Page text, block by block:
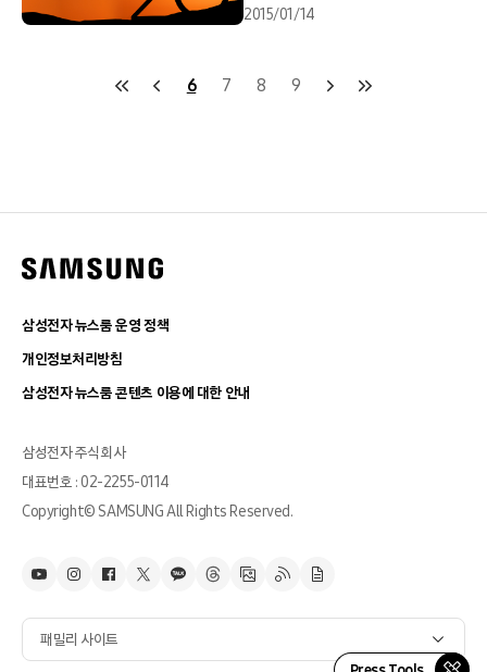
2015/01/14
6 7 8 9
삼성전자 뉴스룸 운영 정책
개인정보처리방침
삼성전자 뉴스룸 콘텐츠 이용에 대한 안내
삼성전자 주식회사
대표번호 : 02-2255-0114
Copyright© SAMSUNG All Rights Reserved.
패밀리 사이트